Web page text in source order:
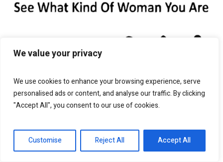
We value your privacy
We use cookies to enhance your browsing experience, serve
personalised ads or content, and analyse our traffic. By clicking
"Accept All", you consent to our use of cookies.
Customise Reject All Accept All